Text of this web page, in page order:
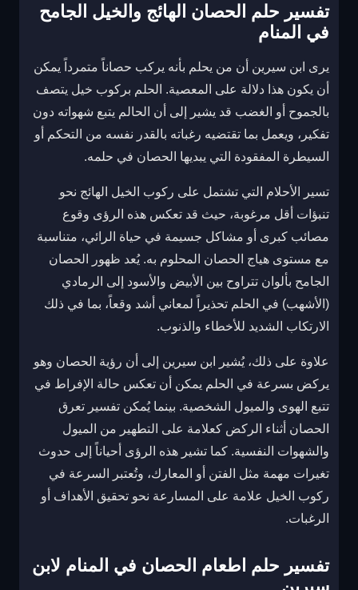
تفسير حلم الحصان الهائج والخيل الجامح
في المنام
يرى ابن سيرين أن من يحلم بأنه يركب حصاناً متمرداً يمكن
أن يكون هذا دلالة على المعصية. الحلم بركوب خيل يتصف
بالجموح أو الغضب قد يشير إلى أن الحالم يتبع شهواته دون
تفكير، ويعمل بما تقتضيه رغباته بالقدر نفسه من التحكم أو
السيطرة المفقودة التي يبديها الحصان في حلمه.
تسير الأحلام التي تشتمل على ركوب الخيل الهائج نحو
تنبؤات أقل مرغوبة، حيث قد تعكس هذه الرؤى وقوع
مصائب كبرى أو مشاكل جسيمة في حياة الرائي، متناسبة
مع مستوى هياج الحصان المحلوم به. يُعد ظهور الحصان
الجامح بألوان تتراوح بين الأبيض والأسود إلى الرمادي
(الأشهب) في الحلم تحذيراً لمعاني أشد وقعاً، بما في ذلك
الارتكاب الشديد للأخطاء والذنوب.
علاوة على ذلك، يُشير ابن سيرين إلى أن رؤية الحصان وهو
يركض بسرعة في الحلم يمكن أن تعكس حالة الإفراط في
تتبع الهوى والميول الشخصية. بينما يُمكن تفسير تعرق
الحصان أثناء الركض كعلامة على التطهير من الميول
والشهوات النفسية. كما تشير هذه الرؤى أحياناً إلى حدوث
تغيرات مهمة مثل الفتن أو المعارك، وتُعتبر السرعة في
ركوب الخيل علامة على المسارعة نحو تحقيق الأهداف أو
الرغبات.
تفسير حلم اطعام الحصان في المنام لابن